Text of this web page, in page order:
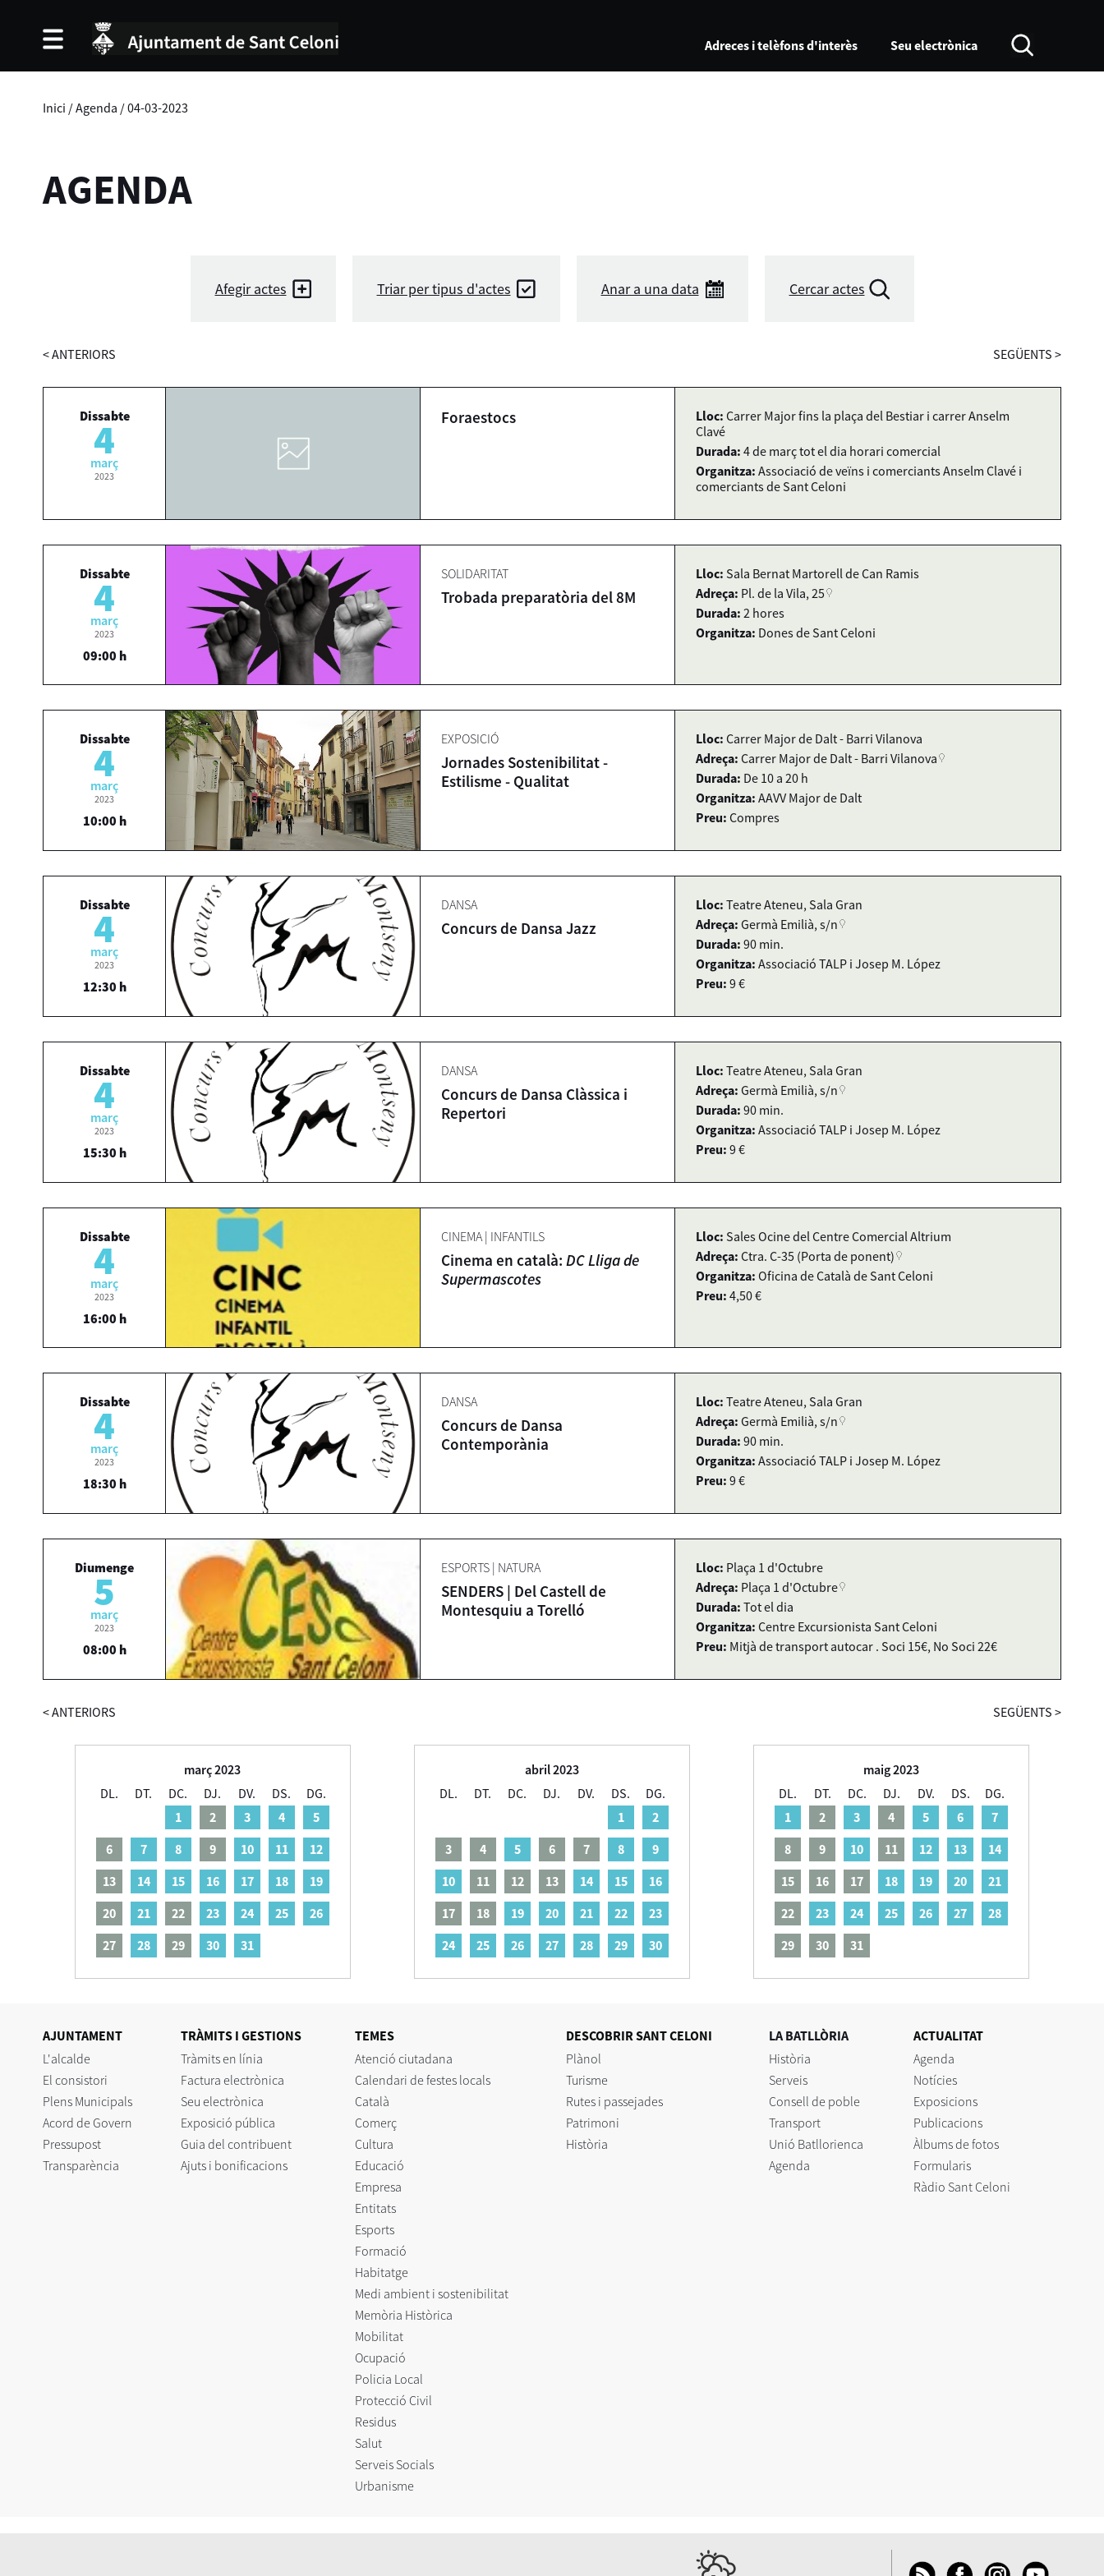
Adreces i telèfons d'interès Seu electrònica
Inici /Agenda /04-03-2023
AGENDA
Afegir actes Triar per tipus d'actes Anar a una data Cercar actes
<ANTERIORS SEGÜENTS >
Dissabte
4
març
2023
Foraestocs Lloc: Carrer Major fins la plaça del Bestiar i carrer Anselm
Clavé
Durada: 4 de març tot el dia horari comercial
Organitza: Associació de veïns i comerciants Anselm Clavé i
comerciants de Sant Celoni
Dissabte
4
març
2023
09:00 h
SOLIDARITAT
Trobada preparatòria del 8M
Lloc: Sala Bernat Martorell de Can Ramis
Adreça: Pl. de la Vila, 25
Durada: 2 hores
Organitza: Dones de Sant Celoni
Dissabte
4
març
2023
10:00 h
EXPOSICIÓ
Jornades Sostenibilitat -
Estilisme - Qualitat
Lloc: Carrer Major de Dalt - Barri Vilanova
Adreça: Carrer Major de Dalt - Barri Vilanova
Durada: De 10 a 20 h
Organitza: AAVV Major de Dalt
Preu: Compres
Dissabte
4
març
2023
12:30 h
DANSA
Concurs de Dansa Jazz
Lloc: Teatre Ateneu, Sala Gran
Adreça: Germà Emilià, s/n
Durada: 90 min.
Organitza: Associació TALP i Josep M. López
Preu: 9 €
Dissabte
4
març
2023
15:30 h
DANSA
Concurs de Dansa Clàssica i
Repertori
Lloc: Teatre Ateneu, Sala Gran
Adreça: Germà Emilià, s/n
Durada: 90 min.
Organitza: Associació TALP i Josep M. López
Preu: 9 €
Dissabte
4
març
2023
16:00 h
CINEMA | INFANTILS
Cinema en català: DC Lliga de
Supermascotes
Lloc: Sales Ocine del Centre Comercial Altrium
Adreça: Ctra. C-35 (Porta de ponent)
Organitza: Oficina de Català de Sant Celoni
Preu: 4,50 €
Dissabte
4
març
2023
18:30 h
DANSA
Concurs de Dansa
Contemporània
Lloc: Teatre Ateneu, Sala Gran
Adreça: Germà Emilià, s/n
Durada: 90 min.
Organitza: Associació TALP i Josep M. López
Preu: 9 €
Diumenge
5
març
2023
08:00 h
ESPORTS | NATURA
SENDERS | Del Castell de
Montesquiu a Torelló
Lloc: Plaça 1 d'Octubre
Adreça: Plaça 1 d'Octubre
Durada: Tot el dia
Organitza: Centre Excursionista Sant Celoni
Preu: Mitjà de transport autocar . Soci 15€, No Soci 22€
<ANTERIORS SEGÜENTS >
març 2023
DL.
DT. DC. DJ. DV. DS.
DG.
1
2 3 4
5
6
7 8 9 10 11
12
13
14 15 16 17 18
19
20
21 22 23 24 25
26
27
28 29 30 31
abril 2023
DL.
DT. DC. DJ. DV. DS.
DG.
1
2
3
4 5 6 7 8
9
10
11 12 13 14 15
16
17
18 19 20 21 22
23
24
25 26 27 28 29 30
maig 2023
DL.
DT. DC. DJ. DV. DS.
DG.
1
2 3 4 5 6
7
8
9 10 11 12 13
14
15
16 17 18 19 20
21
22
23 24 25 26 27
28
29
30 31
AJUNTAMENT
L'alcalde
El consistori
Plens Municipals
Acord de Govern
Pressupost
Transparència
TRÀMITS I GESTIONS
Tràmits en línia
Factura electrònica
Seu electrònica
Exposició pública
Guia del contribuent
Ajuts i bonificacions
TEMES
Atenció ciutadana
Calendari de festes locals
Català
Comerç
Cultura
Educació
Empresa
Entitats
Esports
Formació
Habitatge
Medi ambient i sostenibilitat
Memòria Històrica
Mobilitat
Ocupació
Policia Local
Protecció Civil
Residus
Salut
Serveis Socials
Urbanisme
DESCOBRIR SANT CELONI
Plànol
Turisme
Rutes i passejades
Patrimoni
Història
LA BATLLÒRIA
Història
Serveis
Consell de poble
Transport
Unió Batllorienca
Agenda
ACTUALITAT
Agenda
Notícies
Exposicions
Publicacions
Àlbums de fotos
Formularis
Ràdio Sant Celoni